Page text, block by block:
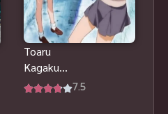
Toaru
Kagaku
Railgun
7.5